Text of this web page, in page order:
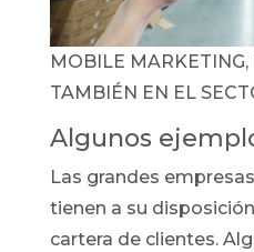
MOBILE
TAMBIÉN EN EL
Algunos
Las grandes
tienen a su
cartera de clientes.